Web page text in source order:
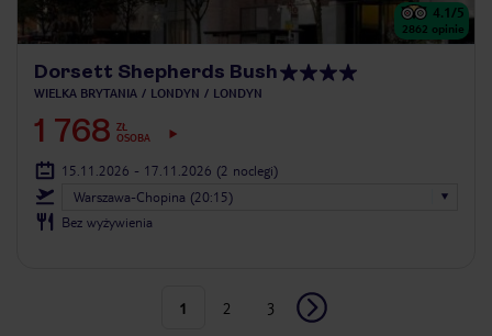
4.1/5
2862 opinie
Dorsett Shepherds Bush
WIELKA BRYTANIA LONDYN LONDYN
1 768 ZŁ
OSOBA
15.11.2026 - 17.11.2026 (2 noclegi)
Warszawa-Chopina (20:15)
Bez wyżywienia
1 2 3